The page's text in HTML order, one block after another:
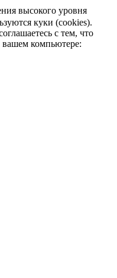
высокого уровня
куки (cookies).
с тем, что
вашем компьютере: